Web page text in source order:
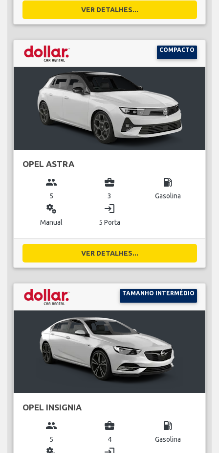
VER DETALHES...
COMPACTO
OPEL ASTRA
group
5
business_center
3
local_gas_station
Gasolina
miscellaneous_services
Manual
login
5 Porta
VER DETALHES...
TAMANHO INTERMÉDIO
OPEL INSIGNIA
group
5
business_center
4
local_gas_station
Gasolina